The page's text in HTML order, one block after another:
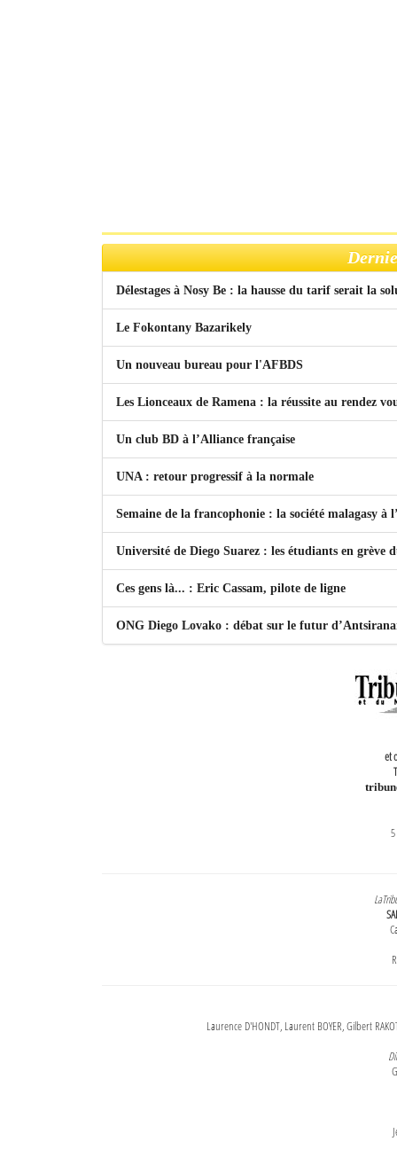
Délestages à Nosy Be : la hausse du tarif serait la
Le Fokontany Bazarikely
Un nouveau bureau pour l'AFBDS
Les Lionceaux de Ramena : la réussite au rendez
Un club BD à l’Alliance française
UNA : retour progressif à la normale
Semaine de la francophonie : la société malagasy à
Université de Diego Suarez : les étudiants en grève
Ces gens là... : Eric Cassam, pilote de ligne
ONG Diego Lovako : débat sur le futur
et
Laurence D'HONDT, Laurent BOYER, Gilbert